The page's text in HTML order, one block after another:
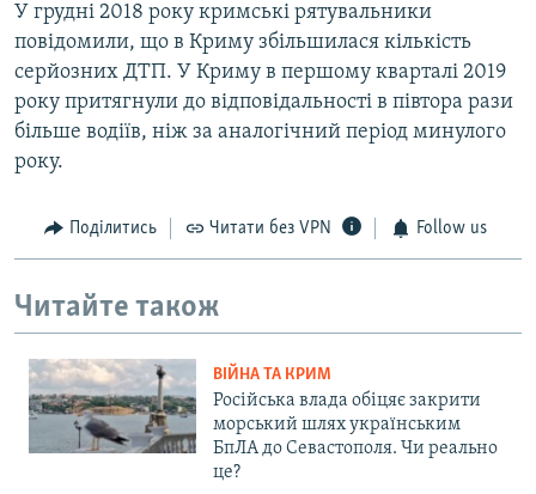
У грудні 2018 року кримські рятувальники
повідомили, що в Криму збільшилася кількість
серйозних ДТП. У Криму в першому кварталі 2019
року притягнули до відповідальності в півтора рази
більше водіїв, ніж за аналогічний період минулого
року.
Поділитись Читати без VPN Follow us
Читайте також
ВІЙНА ТА КРИМ
Російська влада обіцяє закрити
морський шлях українським
БпЛА до Севастополя. Чи реально
це?